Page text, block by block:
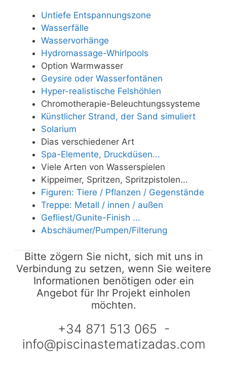
Untiefe Entspannungszone
Wasserfälle
Wasservorhänge
Hydromassage-Whirlpools
Option Warmwasser
Geysire oder Wasserfontänen
Hyper-realistische Felshöhlen
Chromotherapie-Beleuchtungssysteme
Künstlicher Strand, der Sand simuliert
Solarium
Dias verschiedener Art
Spa-Elemente, Druckdüsen...
Viele Arten von Wasserspielen
Kippeimer, Spritzen, Spritzpistolen...
Figuren: Tiere / Pflanzen / Gegenstände
Treppe: Metall / innen / außen
Gefliest/Gunite-Finish ...
Abschäumer/Pumpen/Filterung
Bitte zögern Sie nicht, sich mit uns in
Verbindung zu setzen, wenn Sie weitere
Informationen benötigen oder ein
Angebot für Ihr Projekt einholen
möchten.
+34 871 513 065 -
info@piscinastematizadas.com